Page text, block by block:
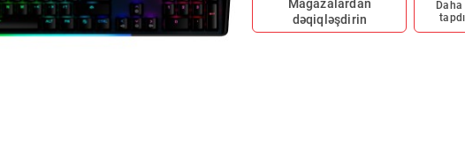
Mağazalardan
dəqiqləşdirin